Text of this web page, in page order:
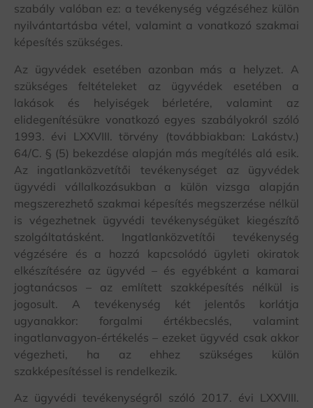
szabály valóban ez: a tevékenység végzéséhez külön
nyilvántartásba vétel, valamint a vonatkozó szakmai
képesítés szükséges.
Az ügyvédek esetében azonban más a helyzet. A
szükséges feltételeket az ügyvédek esetében a
lakások és helyiségek bérletére, valamint az
elidegenítésükre vonatkozó egyes szabályokról szóló
1993. évi LXXVIII. törvény (továbbiakban: Lakástv.)
64/C. § (5) bekezdése alapján más megítélés alá esik.
Az ingatlanközvetítői tevékenységet az ügyvédek
ügyvédi vállalkozásukban a külön vizsga alapján
megszerezhető szakmai képesítés megszerzése nélkül
is végezhetnek ügyvédi tevékenységüket kiegészítő
szolgáltatásként. Ingatlanközvetítői tevékenység
végzésére és a hozzá kapcsolódó ügyleti okiratok
elkészítésére az ügyvéd – és egyébként a kamarai
jogtanácsos – az említett szakképesítés nélkül is
jogosult. A tevékenység két jelentős korlátja
ugyanakkor: forgalmi értékbecslés, valamint
ingatlanvagyon-értékelés – ezeket ügyvéd csak akkor
végezheti, ha az ehhez szükséges külön
szakképesítéssel is rendelkezik.
Az ügyvédi tevékenységről szóló 2017. évi LXXVIII.